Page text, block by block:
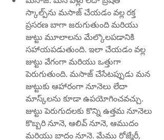
స్కాల్ప్‌ను మసాజ్ చేయడం వల్ల రక్త
ప్రసరణ బాగా జరుగుతుంది మరియు
జుట్టు మూలాలను మేల్కొలపడానికి
సహాయపడుతుంది. ఇలా చేయడం వల్ల
జుట్టు వేగంగా మరియు ఒత్తుగా
పెరుగుతుంది. మసాజ్ చేసేటప్పుడు మన
జుట్టుకు ఆహారంగా నూనెలు లేదా
మాస్క్‌లను కూడా ఉపయోగించవచ్చు.
జుట్టు పెరుగుదలకు కొన్ని ఉత్తమ నూనెలు
కొబ్బరి నూనె, ఆలివ్ నూనె, ఆముదం
మరియు బాదం నూనె. మేము రోజ్మేరీ,